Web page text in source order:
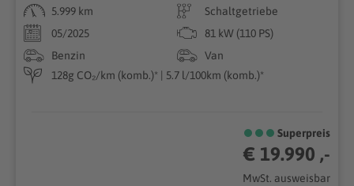
5.999 km
Schaltgetriebe
05/2025
81 kW (110 PS)
Benzin
Van
128g CO₂/km (komb.)* | 5.7 l/100km (komb.)*
Superpreis
€ 19.990 ,-
MwSt. ausweisbar